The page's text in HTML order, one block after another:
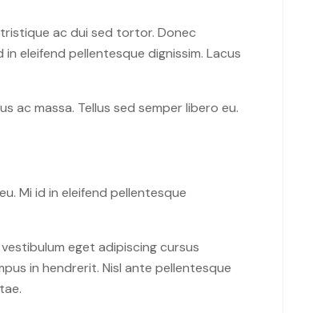
ac dui sed tortor. Donec
eleifend pellentesque dignissim. Lacus
ac massa. Tellus sed semper libero eu.
Mi id in eleifend pellentesque
eget adipiscing cursus
in hendrerit. Nisl ante pellentesque